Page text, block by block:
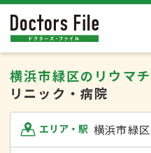
横浜市緑区のリウマ
リニック・病院
エリア・駅 横浜市緑区